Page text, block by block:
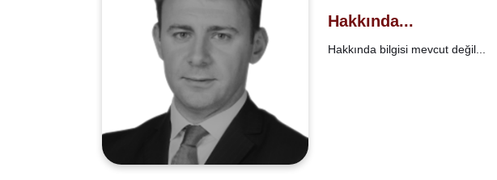
Hakkında...
Hakkında bilgisi mevcut değil...